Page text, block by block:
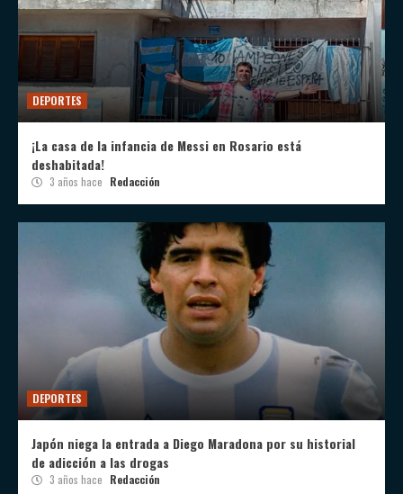
DEPORTES
¡La casa de la infancia de Messi en Rosario está
deshabitada!
3 años hace Redacción
DEPORTES
Japón niega la entrada a Diego Maradona por su historial
de adicción a las drogas
3 años hace Redacción